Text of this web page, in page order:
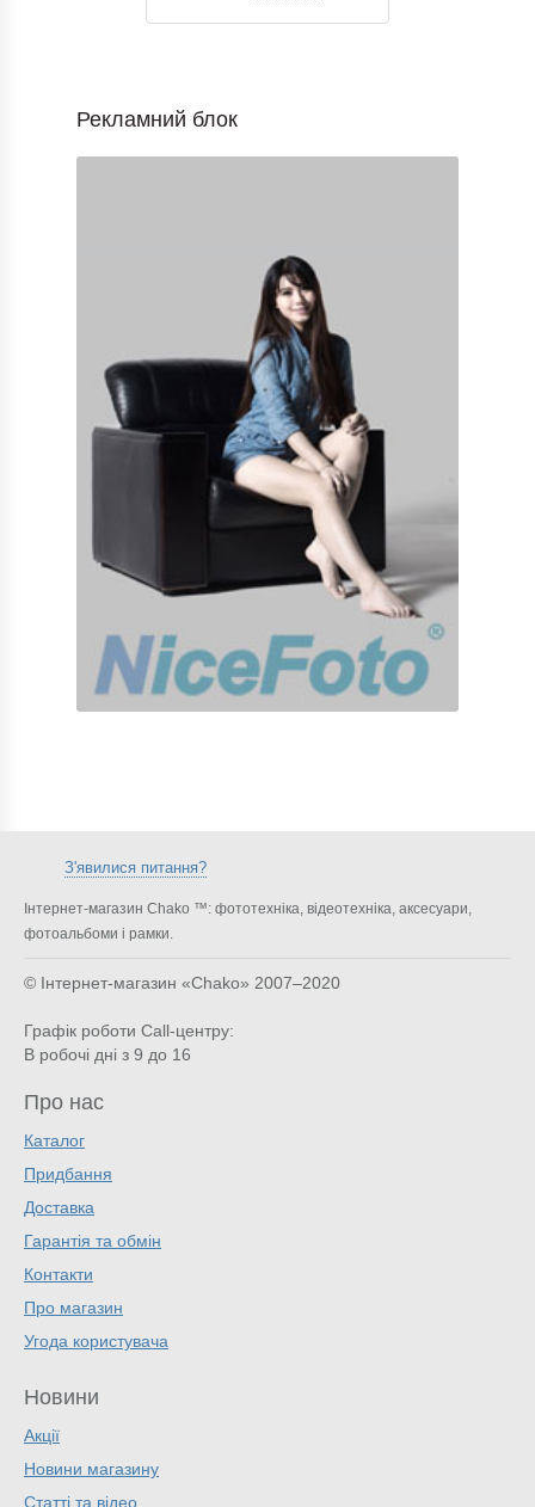
Рекламний блок
З'явилися питання?
Інтернет-магазин Chako ™: фототехніка, відеотехніка, аксесуари,
фотоальбоми і рамки.
© Інтернет-магазин «Chako» 2007–2020
Графік роботи Call-центру:
В робочі дні з 9 до 16
Про нас
Каталог
Придбання
Доставка
Гарантія та обмін
Контакти
Про магазин
Угода користувача
Новини
Акції
Новини магазину
Статті та відео